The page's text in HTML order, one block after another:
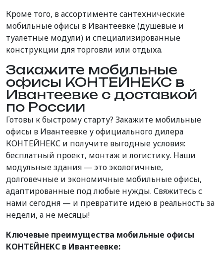
Кроме того, в ассортименте сантехнические
мобильные офисы в Ивантеевке (душевые и
туалетные модули) и специализированные
конструкции для торговли или отдыха.
Закажите мобильные
офисы КОНТЕЙНЕКС в
Ивантеевке с доставкой
по России
Готовы к быстрому старту? Закажите мобильные
офисы в Ивантеевке у официального дилера
КОНТЕЙНЕКС и получите выгодные условия:
бесплатный проект, монтаж и логистику. Наши
модульные здания — это экологичные,
долговечные и экономичные мобильные офисы,
адаптированные под любые нужды. Свяжитесь с
нами сегодня — и превратите идею в реальность за
недели, а не месяцы!
Ключевые преимущества мобильные офисы
КОНТЕЙНЕКС в Ивантеевке: